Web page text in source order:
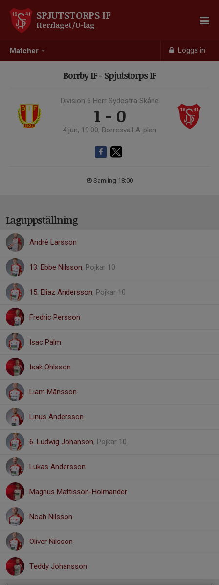
Matcher Logga in
SPJUTSTORPS IF
Herrlaget/U-lag
Borrby IF - Spjutstorps IF
Division 6 Herr Sydöstra Skåne
1 - 0
4 jun, 19:00, Borresvall A-plan
Samling 18:00
Laguppställning
André Larsson
13. Ebbe Nilsson, Pojkar 10
15. Eliaz Andersson, Pojkar 10
Fredric Persson
Isac Palm
Isak Ohlsson
Liam Månsson
Linus Andersson
6. Ludwig Johanson, Pojkar 10
Lukas Andersson
Magnus Mattisson-Holmander
Noah Nilsson
Oliver Nilsson
Teddy Johansson